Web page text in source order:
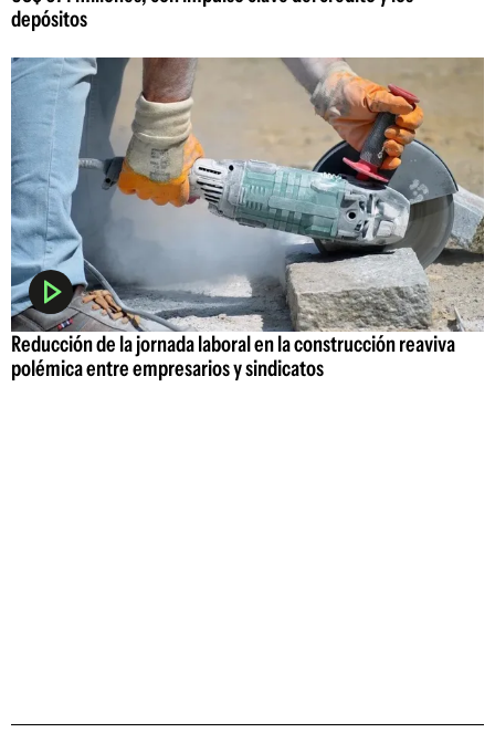
depósitos
Reducción de la jornada laboral en la construcción reaviva
polémica entre empresarios y sindicatos